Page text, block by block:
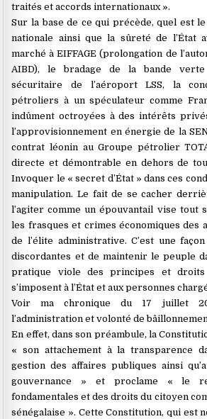
traités et accords internationaux ».
Sur la base de ce qui précède, quel est
nationale ainsi que la sûreté de l’État
marché à EIFFAGE (prolongation de
AIBD), le bradage de la bande
sécuritaire de l’aéroport LSS, la
pétroliers à un spéculateur comme
indûment octroyées à des intérêts
l’approvisionnement en énergie de la
contrat léonin au Groupe pétrolier
directe et démontrable en dehors de
Invoquer le « secret d’État » dans ces
manipulation. Le fait de se cacher
l’agiter comme un épouvantail vise tout
les frasques et crimes économiques des
de l’élite administrative. C’est une
discordantes et de maintenir le peuple
pratique viole des principes et droits
s’imposent à l’État et aux personnes
Voir ma chronique du 17 juillet
l’administration et volonté de
En effet, dans son préambule, la
« son attachement à la transparence
gestion des affaires publiques ainsi
gouvernance » et proclame « le
fondamentales et des droits du citoyen
sénégalaise ». Cette Constitution, qui est